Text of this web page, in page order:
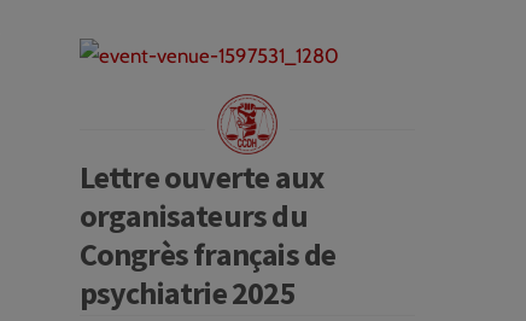
Lettre ouverte aux
organisateurs du
Congrès français de
psychiatrie 2025